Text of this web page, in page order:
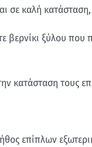
σε καλή
ξύλου που
κατάσταση τους
​επίπλων